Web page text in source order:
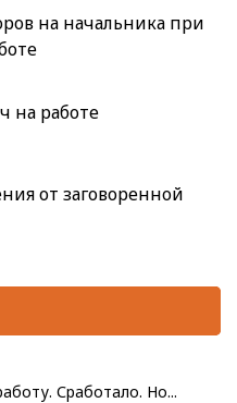
на начальника при
на работе
от заговоренной
Сработало. Но...